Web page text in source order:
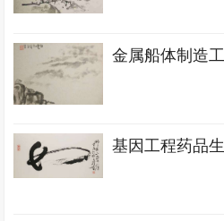
金属船体制造
基因工程药品